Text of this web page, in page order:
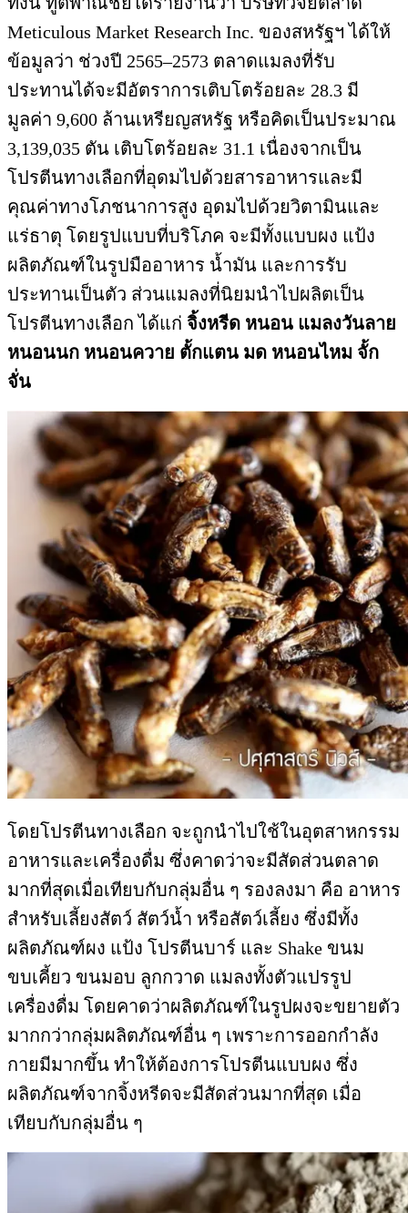
Meticulous Market Research Inc. ของสหรัฐฯ ได้ให้
ข้อมูลว่า ช่วงปี 2565–2573 ตลาดแมลงที่รับ
ประทานได้จะมีอัตราการเติบโตร้อยละ 28.3 มี
มูลค่า 9,600 ล้านเหรียญสหรัฐ หรือคิดเป็นประมาณ
3,139,035 ตัน เติบโตร้อยละ 31.1 เนื่องจากเป็น
โปรตีนทางเลือกที่อุดมไปด้วยสารอาหารและมี
คุณค่าทางโภชนาการสูง อุดมไปด้วยวิตามินและ
แร่ธาตุ โดยรูปแบบที่บริโภค จะมีทั้งแบบผง แป้ง
ผลิตภัณฑ์ในรูปมืออาหาร น้ำมัน และการรับ
ประทานเป็นตัว ส่วนแมลงที่นิยมนำไปผลิตเป็น
โปรตีนทางเลือก ได้แก่ จิ้งหรีด หนอน แมลงวันลาย
หนอนนก หนอนควาย ตั้กแตน มด หนอนไหม จั้ก
จั่น
โดยโปรตีนทางเลือก จะถูกนำไปใช้ในอุตสาหกรรม
อาหารและเครื่องดื่ม ซึ่งคาดว่าจะมีสัดส่วนตลาด
มากที่สุดเมื่อเทียบกับกลุ่มอื่น ๆ รองลงมา คือ อาหาร
สำหรับเลี้ยงสัตว์ สัตว์น้ำ หรือสัตว์เลี้ยง ซึ่งมีทั้ง
ผลิตภัณฑ์ผง แป้ง โปรตีนบาร์ และ Shake ขนม
ขบเคี้ยว ขนมอบ ลูกกวาด แมลงทั้งตัวแปรรูป
เครื่องดื่ม โดยคาดว่าผลิตภัณฑ์ในรูปผงจะขยายตัว
มากกว่ากลุ่มผลิตภัณฑ์อื่น ๆ เพราะการออกกำลัง
กายมีมากขึ้น ทำให้ต้องการโปรตีนแบบผง ซึ่ง
ผลิตภัณฑ์จากจิ้งหรีดจะมีสัดส่วนมากที่สุด เมื่อ
เทียบกับกลุ่มอื่น ๆ